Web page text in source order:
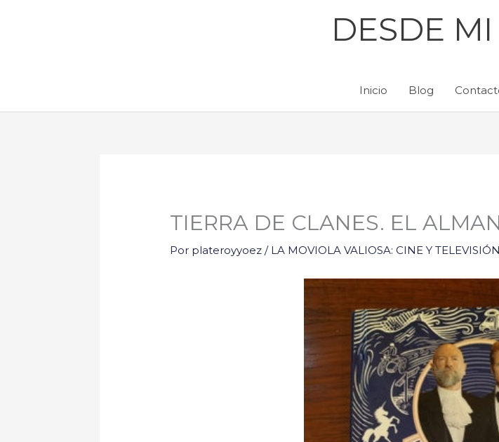
DESDE
Inicio Blog
TIERRA DE CLANES. EL
Por plateroyyoez/ LA MOVIOLA VALIOSA: CINE Y TELEVISIÓN